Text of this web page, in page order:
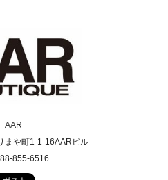
AAR
まや町1-1-16AARビル
855-6516